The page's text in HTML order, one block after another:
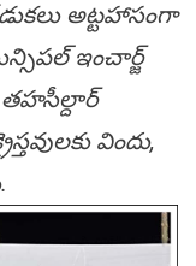
అట్ట‌హాసంగా
ఇంచార్జ్
విందు,